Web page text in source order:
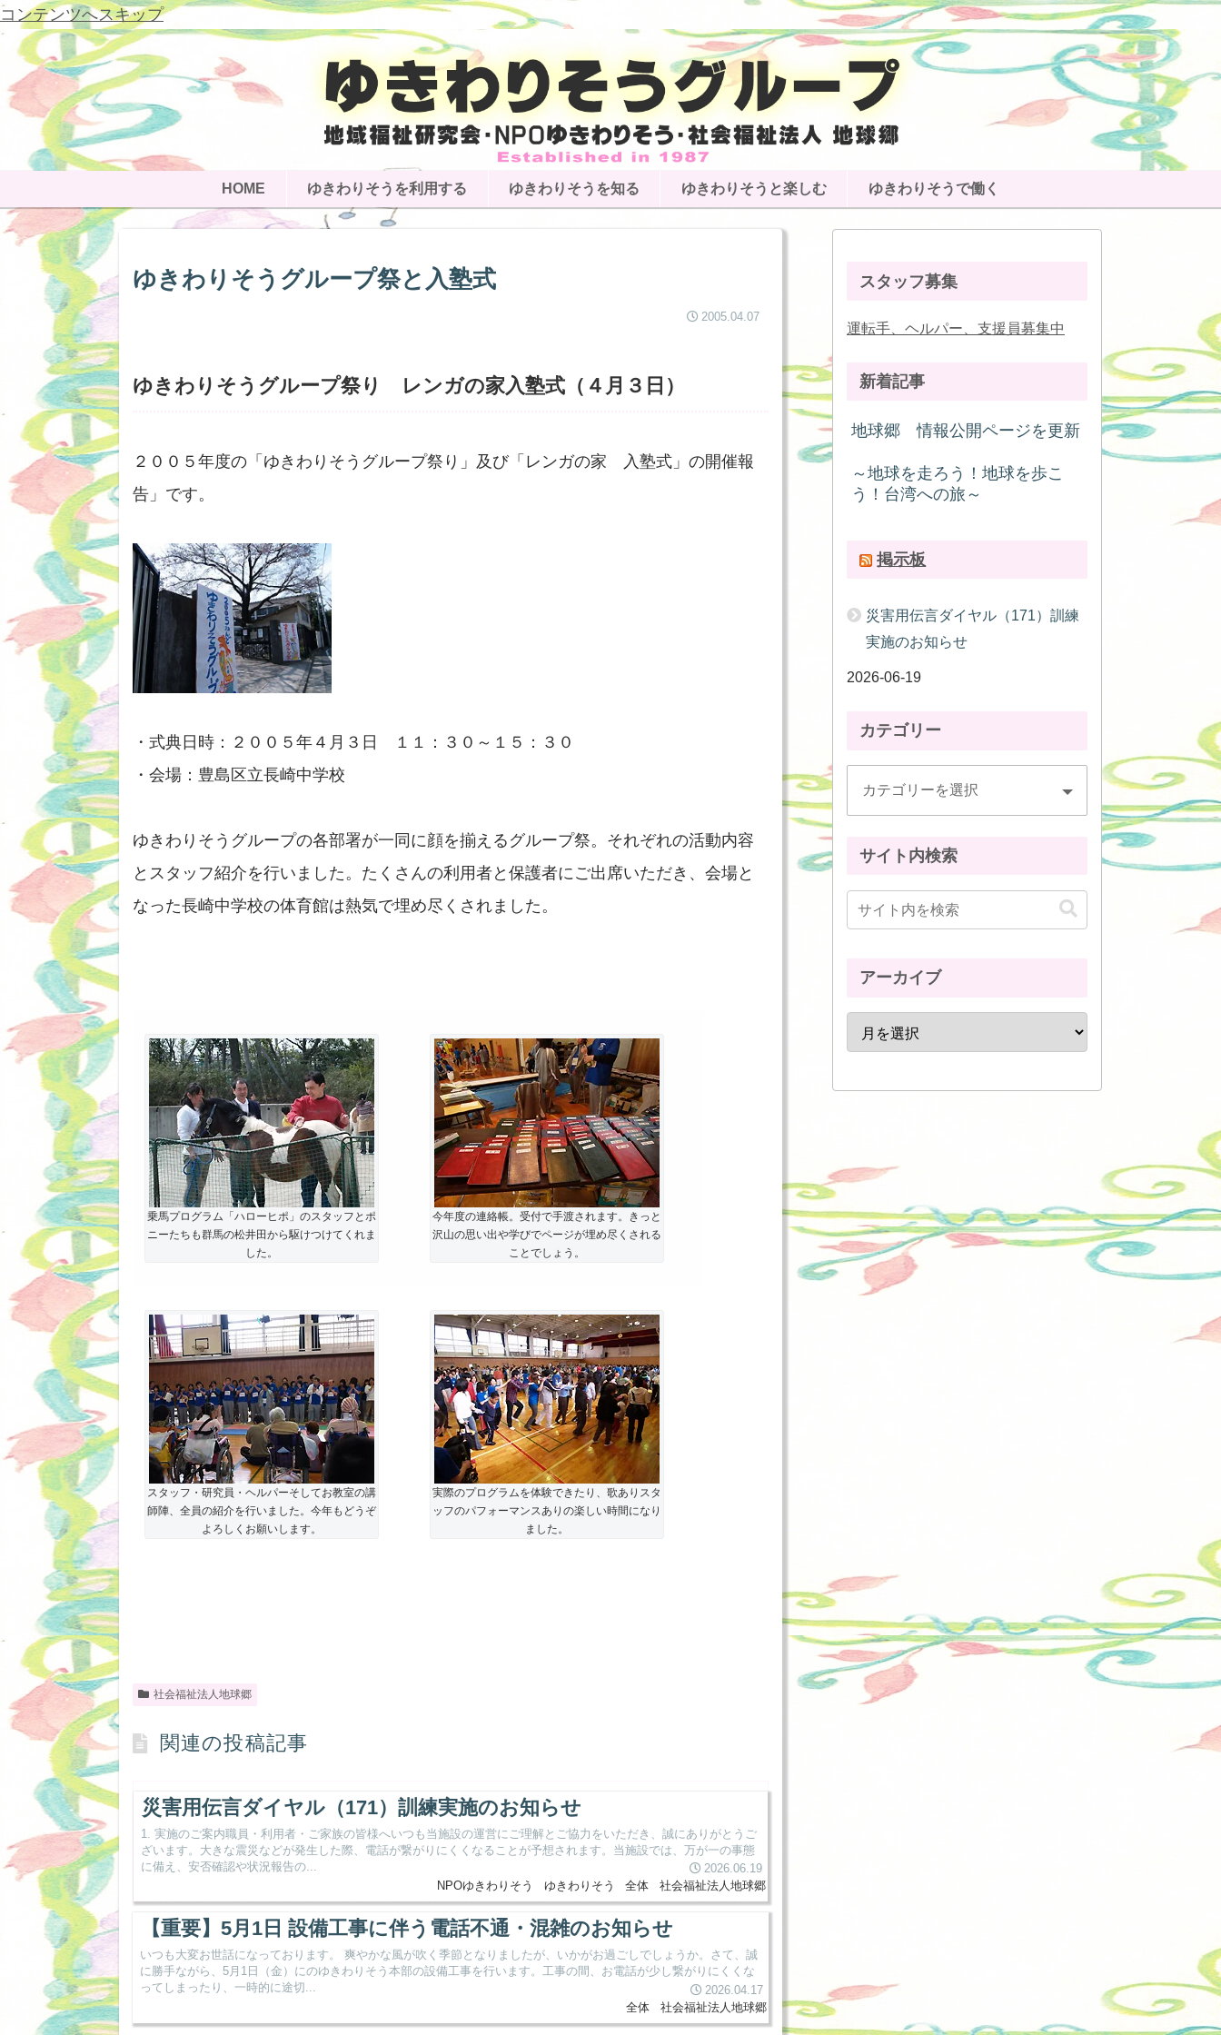
コンテンツへスキップ
HOME ゆきわりそうを利用する ゆきわりそうを知る ゆきわりそうと楽しむ ゆきわりそうで働く
ゆきわりそうグループ祭と入塾式
2005.04.07
ゆきわりそうグループ祭り レンガの家入塾式（４月３日）
２００５年度の「ゆきわりそうグループ祭り」及び「レンガの家 入塾式」の開催報
告」です。
・式典日時：２００５年４月３日 １１：３０～１５：３０
・会場：豊島区立長崎中学校
ゆきわりそうグループの各部署が一同に顔を揃えるグループ祭。それぞれの活動内容
とスタッフ紹介を行いました。たくさんの利用者と保護者にご出席いただき、会場と
なった長崎中学校の体育館は熱気で埋め尽くされました。
乗馬プログラム「ハローヒポ」のスタッフとポ
ニーたちも群馬の松井田から駆けつけてくれま
した。
今年度の連絡帳。受付で手渡されます。きっと
沢山の思い出や学びでページが埋め尽くされる
ことでしょう。
スタッフ・研究員・ヘルパーそしてお教室の講
師陣、全員の紹介を行いました。今年もどうぞ
よろしくお願いします。
実際のプログラムを体験できたり、歌ありスタ
ッフのパフォーマンスありの楽しい時間になり
ました。
社会福祉法人地球郷
関連の投稿記事
災害用伝言ダイヤル（171）訓練実施のお知らせ
1. 実施のご案内職員・利用者・ご家族の皆様へいつも当施設の運営にご理解とご協力をいただき、誠にありがとうご
ざいます。大きな震災などが発生した際、電話が繋がりにくくなることが予想されます。当施設では、万が一の事態
に備え、安否確認や状況報告の...
2026.06.19
NPOゆきわりそう
ゆきわりそう 全体 社会福祉法人地球郷
【重要】5月1日 設備工事に伴う電話不通・混雑のお知らせ
いつも大変お世話になっております。 爽やかな風が吹く季節となりましたが、いかがお過ごしでしょうか。さて、誠
に勝手ながら、5月1日（金）にのゆきわりそう本部の設備工事を行います。工事の間、お電話が少し繋がりにくくな
ってしまったり、一時的に途切...
2026.04.17
全体
社会福祉法人地球郷
スタッフ募集
運転手、ヘルパー、支援員募集中
新着記事
地球郷 情報公開ページを更新
～地球を走ろう！地球を歩こ
う！台湾への旅～
掲示板
災害用伝言ダイヤル（171）訓練
実施のお知らせ
2026-06-19
カテゴリー
サイト内検索
アーカイブ